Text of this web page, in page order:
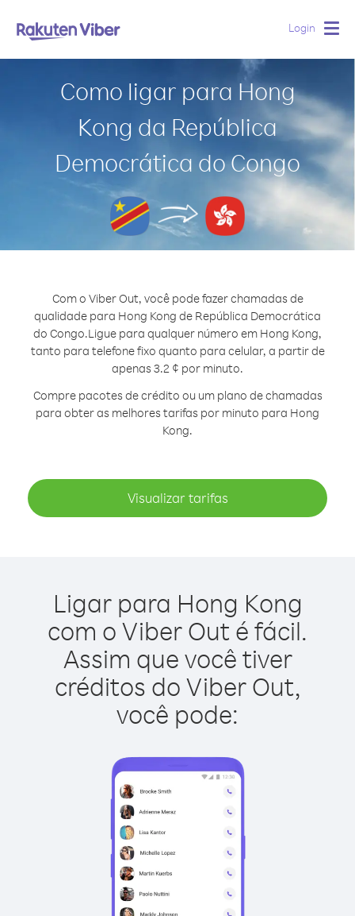
Login
Como ligar para Hong
Kong da República
Democrática do Congo
Com o Viber Out, você pode fazer chamadas de
qualidade para Hong Kong de República Democrática
do Congo.Ligue para qualquer número em Hong Kong,
tanto para telefone fixo quanto para celular, a partir de
apenas 3.2 ¢ por minuto.
Compre pacotes de crédito ou um plano de chamadas
para obter as melhores tarifas por minuto para Hong
Kong.
Visualizar tarifas
Ligar para Hong Kong
com o Viber Out é fácil.
Assim que você tiver
créditos do Viber Out,
você pode: